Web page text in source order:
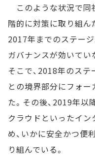
このような状況で同
階的に対策に取り組ん
2017年までのステージ
ガバナンスが効いてい
そこで、2018年のステ
との境界部分にフォ
た。その後、2019年以
クラウドといったイ
め、いかに安全かつ便
り組んでいる。